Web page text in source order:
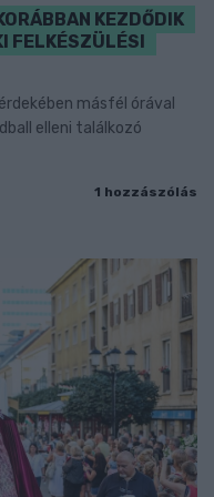
KEZDŐDIK
FELKÉSZÜLÉSI
másfél órával
elleni találkozó
1 hozzászólás